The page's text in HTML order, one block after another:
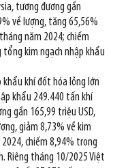
tương đương gần
về lượng, tăng 65,56%
năm 2024; chiếm
kim ngạch nhập khẩu
khí đốt hóa lỏng lớn
khẩu 249.440 tấn khí
gần 165,99 triệu USD,
giảm 8,73% về kim
chiếm 8,94% trong
Riêng tháng 10/2025 Việt